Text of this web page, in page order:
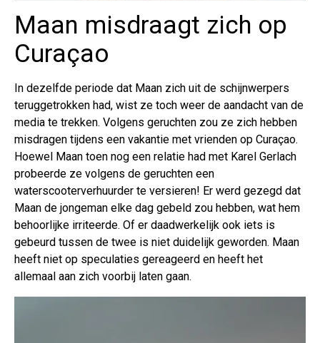
Maan misdraagt zich op
Curaçao
In dezelfde periode dat Maan zich uit de schijnwerpers
teruggetrokken had, wist ze toch weer de aandacht van de
media te trekken. Volgens geruchten zou ze zich hebben
misdragen tijdens een vakantie met vrienden op Curaçao.
Hoewel Maan toen nog een relatie had met Karel Gerlach
probeerde ze volgens de geruchten een
waterscooterverhuurder te versieren! Er werd gezegd dat
Maan de jongeman elke dag gebeld zou hebben, wat hem
behoorlijke irriteerde. Of er daadwerkelijk ook iets is
gebeurd tussen de twee is niet duidelijk geworden. Maan
heeft niet op speculaties gereageerd en heeft het
allemaal aan zich voorbij laten gaan.